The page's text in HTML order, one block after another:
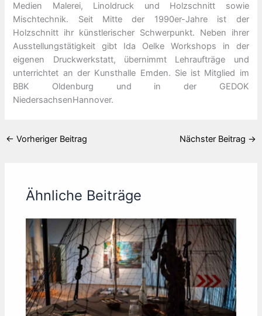
Medien Malerei, Linoldruck und Holzschnitt sowie
Mischtechnik. Seit Mitte der 1990er-Jahre ist der
Holzschnitt ihr künstlerischer Schwerpunkt. Neben ihrer
Ausstellungstätigkeit gibt Ida Oelke Workshops in der
eigenen Druckwerkstatt, übernimmt Lehraufträge und
unterrichtet an der Kunsthalle Emden. Sie ist Mitglied im
BBK Oldenburg und in der GEDOK
NiedersachsenHannover.
← Vorheriger Beitrag Nächster Beitrag →
Ähnliche Beiträge